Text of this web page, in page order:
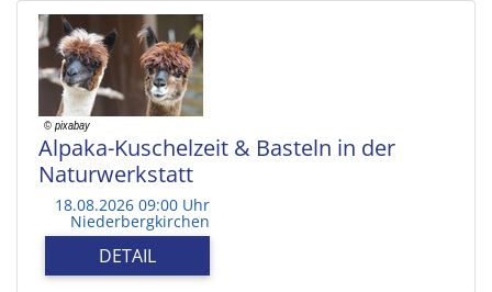
Alpaka-Kuschelzeit & Basteln in der
Naturwerkstatt
18.08.2026 09:00 Uhr
Niederbergkirchen
DETAIL